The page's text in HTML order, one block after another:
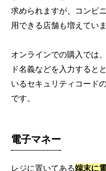
求められますが、コンビ
用できる店舗も増えていま
オンラインでの購入では
ド名義などを入力すると
いるセキュリティコード
です。
電子マネー
レジに置いてある端末に